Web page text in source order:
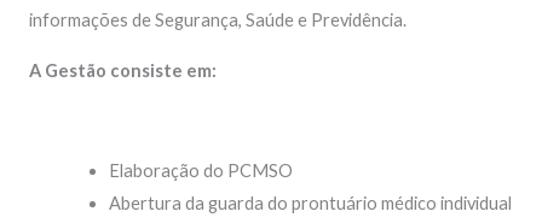
informações de Segurança, Saúde e Previdência.
A Gestão consiste em:
Elaboração do PCMSO
Abertura da guarda do prontuário médico individual